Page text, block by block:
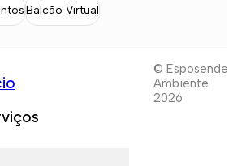
Balcão Virtual
© Esposende
Ambiente
2026